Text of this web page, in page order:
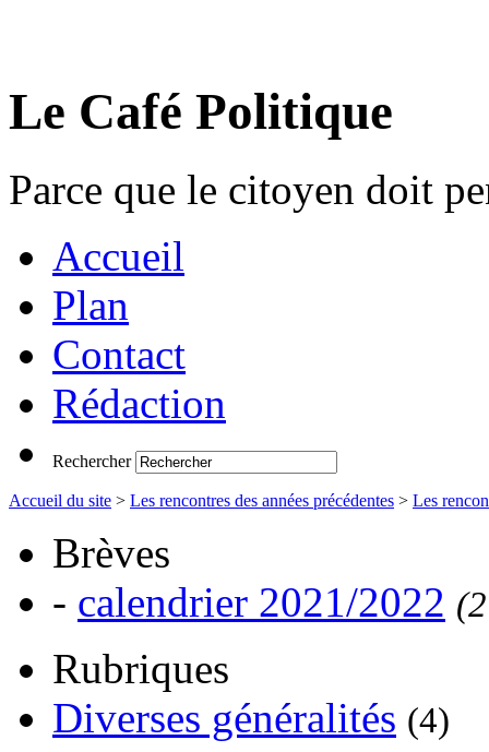
Le Café Politique
Parce que le citoyen doit
Accueil
Plan
Contact
Rédaction
Rechercher
Accueil du site > Les rencontres des années précédentes > Les
Brèves
- calendrier 2021/2022
Rubriques
Diverses généralités (4)